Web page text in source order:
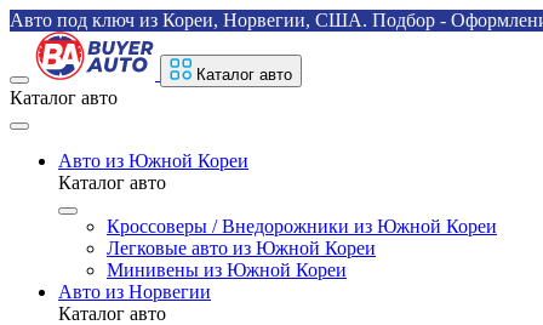
Авто под ключ из Кореи, Норвегии, США. Подбор -
Каталог авто
Каталог авто
Авто из Южной Кореи
Каталог авто
Кроссоверы / Внедорожники из Южной Кореи
Легковые авто из Южной Кореи
Минивены из Южной Кореи
Авто из Норвегии
Каталог авто